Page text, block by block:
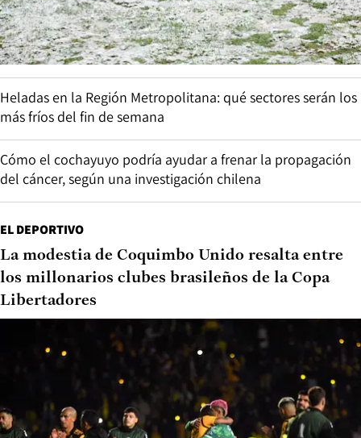
Heladas en la Región Metropolitana: qué sectores serán los
más fríos del fin de semana
Cómo el cochayuyo podría ayudar a frenar la propagación
del cáncer, según una investigación chilena
EL DEPORTIVO
La modestia de Coquimbo Unido resalta entre
los millonarios clubes brasileños de la Copa
Libertadores